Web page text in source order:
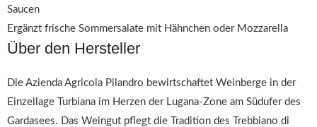
Saucen
Ergänzt frische Sommersalate mit Hähnchen oder Mozzarella
Über den Hersteller
Die Azienda Agricola Pilandro bewirtschaftet Weinberge in der
Einzellage Turbiana im Herzen der Lugana-Zone am Südufer des
Gardasees. Das Weingut pflegt die Tradition des Trebbiano di